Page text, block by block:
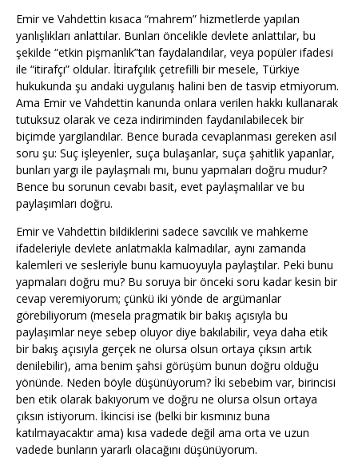
Emir ve Vahdettin kısaca “mahrem” hizmetlerde yapılan
yanlışlıkları anlattılar. Bunları öncelikle devlete anlattılar, bu
şekilde “etkin pişmanlık”tan faydalandılar, veya popüler ifadesi
ile “itirafçı” oldular. İtirafçılık çetrefilli bir mesele, Türkiye
hukukunda şu andaki uygulanış halini ben de tasvip etmiyorum.
Ama Emir ve Vahdettin kanunda onlara verilen hakkı kullanarak
tutuksuz olarak ve ceza indiriminden faydanılabilecek bir
biçimde yargılandılar. Bence burada cevaplanması gereken asıl
soru şu: Suç işleyenler, suça bulaşanlar, suça şahitlik yapanlar,
bunları yargı ile paylaşmalı mı, bunu yapmaları doğru mudur?
Bence bu sorunun cevabı basit, evet paylaşmalılar ve bu
paylaşımları doğru.
Emir ve Vahdettin bildiklerini sadece savcılık ve mahkeme
ifadeleriyle devlete anlatmakla kalmadılar, aynı zamanda
kalemleri ve sesleriyle bunu kamuoyuyla paylaştılar. Peki bunu
yapmaları doğru mu? Bu soruya bir önceki soru kadar kesin bir
cevap veremiyorum; çünkü iki yönde de argümanlar
görebiliyorum (mesela pragmatik bir bakış açısıyla bu
paylaşımlar neye sebep oluyor diye bakılabilir, veya daha etik
bir bakış açısıyla gerçek ne olursa olsun ortaya çıksın artık
denilebilir), ama benim şahsi görüşüm bunun doğru olduğu
yönünde. Neden böyle düşünüyorum? İki sebebim var, birincisi
ben etik olarak bakıyorum ve doğru ne olursa olsun ortaya
çıksın istiyorum. İkincisi ise (belki bir kısmınız buna
katılmayacaktır ama) kısa vadede değil ama orta ve uzun
vadede bunların yararlı olacağını düşünüyorum.